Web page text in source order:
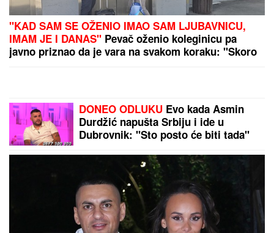
MLADIĆ (21) POSLE TUČE NOŽEM
IZBO MUŠKARCA (32)Horor kod
Sajma u Beogradu: Policija odmah
reagovala